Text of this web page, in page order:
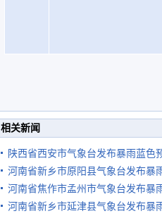
相关新闻
陕西省西安市气象台发布暴雨蓝色
河南省新乡市原阳县气象台发布暴
河南省焦作市孟州市气象台发布暴
河南省新乡市延津县气象台发布暴